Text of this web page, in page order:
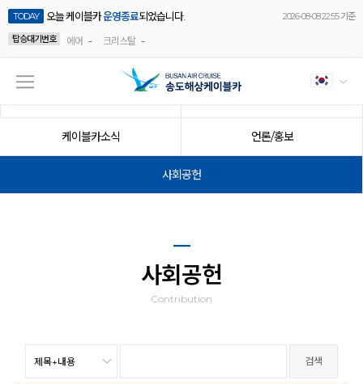
TODAY 오늘 케이블카운영종료되었습니다.
2026-08-08 22:55 기준
탑승대기번호
에어 - 크리스탈 -
케이블카소식 언론/홍보
사회공헌
사회공헌
Contribution